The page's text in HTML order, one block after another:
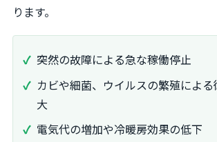
ります。
突然の故障による急な稼働停止
カビや細菌、ウイルスの繁殖によ
大
電気代の増加や冷暖房効果の低下